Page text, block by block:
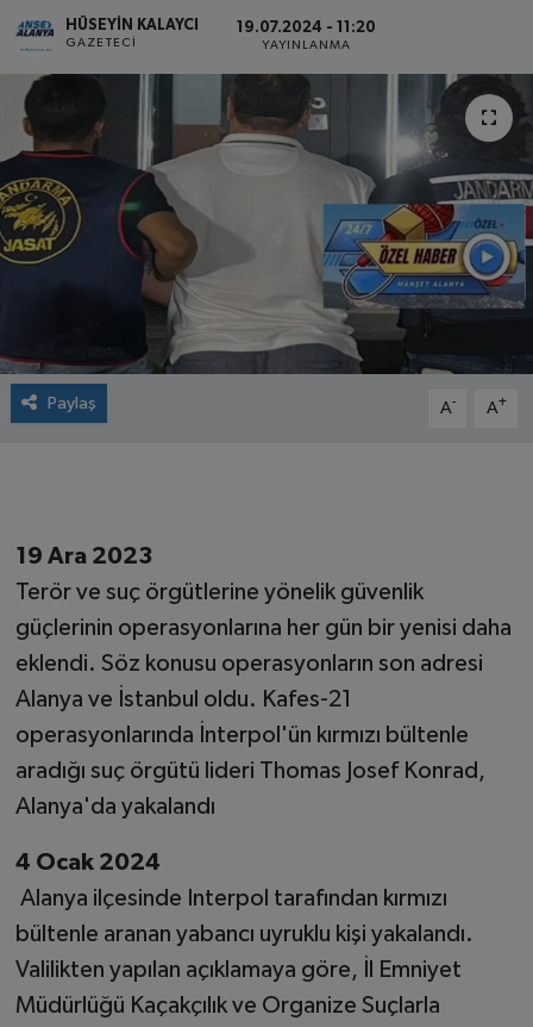
HÜSEYIN KALAYCI
GAZETECI
19.07.2024 - 11:20
YAYINLANMA
Paylaş A- A+
19 Ara 2023
Terör ve suç örgütlerine yönelik güvenlik
güçlerinin operasyonlarına her gün bir yenisi daha
eklendi. Söz konusu operasyonların son adresi
Alanya ve İstanbul oldu. Kafes-21
operasyonlarında İnterpol'ün kırmızı bültenle
aradığı suç örgütü lideri Thomas Josef Konrad,
Alanya'da yakalandı
4 Ocak 2024
Alanya ilçesinde Interpol tarafından kırmızı
bültenle aranan yabancı uyruklu kişi yakalandı.
Valilikten yapılan açıklamaya göre, İl Emniyet
Müdürlüğü Kaçakçılık ve Organize Suçlarla